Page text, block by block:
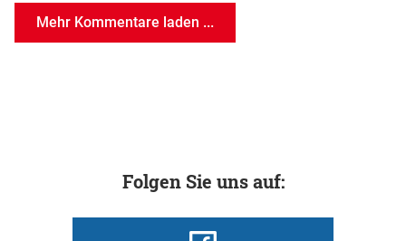
Mehr Kommentare laden ...
Folgen Sie uns auf: